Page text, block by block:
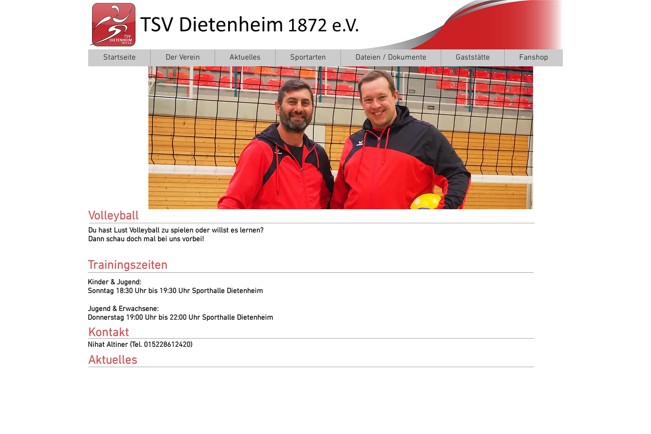
Startseite Der Verein Aktuelles Sportarten Dateien / Dokumente Gaststätte Fanshop
Volleyball
Du hast Lust Volleyball zu spielen oder willst es lernen?
Dann schau doch mal bei uns vorbei!
Trainingszeiten
Kinder & Jugend:
Sonntag 18:30 Uhr bis 19:30 Uhr Sporthalle Dietenheim
Jugend & Erwachsene:
Donnerstag 19:00 Uhr bis 22:00 Uhr Sporthalle Dietenheim
Kontakt
Nihat Altiner (Tel. 015228612420)
Aktuelles